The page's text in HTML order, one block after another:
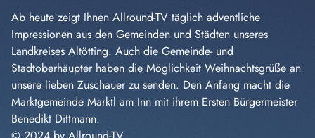
Ab heute zeigt Ihnen Allround-TV täglich adventliche
Impressionen aus den Gemeinden und Städten unseres
Landkreises Altötting. Auch die Gemeinde- und
Stadtoberhäupter haben die Möglichkeit Weihnachtsgrüße an
unsere lieben Zuschauer zu senden. Den Anfang macht die
Marktgemeinde Marktl am Inn mit ihrem Ersten Bürgermeister
Benedikt Dittmann.